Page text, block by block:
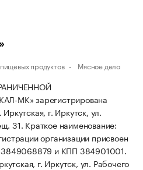
продуктов Мясное дело
МК» зарегистрирована
г. Иркутск, ул.
31. Краткое наименование:
организации присвоен
и КПП 384901001.
г. Иркутск, ул. Рабочего